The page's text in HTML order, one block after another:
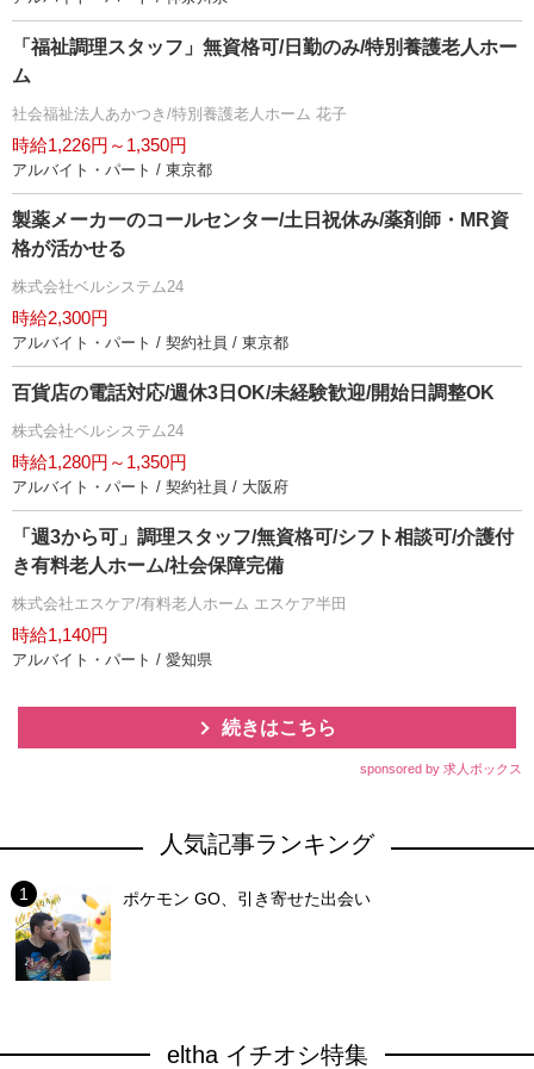
「福祉調理スタッフ」無資格可/日勤のみ/特別養護老人ホー
ム
社会福祉法人あかつき/特別養護老人ホーム 花子
時給1,226円～1,350円
アルバイト・パート / 東京都
製薬メーカーのコールセンター/土日祝休み/薬剤師・MR資
格が活かせる
株式会社ベルシステム24
時給2,300円
アルバイト・パート / 契約社員 / 東京都
百貨店の電話対応/週休3日OK/未経験歓迎/開始日調整OK
株式会社ベルシステム24
時給1,280円～1,350円
アルバイト・パート / 契約社員 / 大阪府
「週3から可」調理スタッフ/無資格可/シフト相談可/介護付
き有料老人ホーム/社会保障完備
株式会社エスケア/有料老人ホーム エスケア半田
時給1,140円
アルバイト・パート / 愛知県
続きはこちら
sponsored by 求人ボックス
人気記事ランキング
ポケモン GO、引き寄せた出会い
eltha イチオシ特集